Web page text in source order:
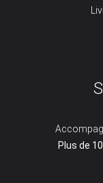
Plus de